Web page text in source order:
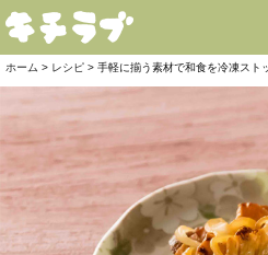
ホーム > レシピ > 手軽に揃う素材で和食を冷凍スト